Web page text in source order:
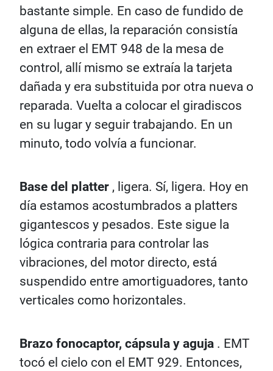
bastante simple. En caso de fundido de
alguna de ellas, la reparación consistía
en extraer el EMT 948 de la mesa de
control, allí mismo se extraía la tarjeta
dañada y era substituida por otra nueva o
reparada. Vuelta a colocar el giradiscos
en su lugar y seguir trabajando. En un
minuto, todo volvía a funcionar.
Base del platter , ligera. Sí, ligera. Hoy en
día estamos acostumbrados a platters
gigantescos y pesados. Este sigue la
lógica contraria para controlar las
vibraciones, del motor directo, está
suspendido entre amortiguadores, tanto
verticales como horizontales.
Brazo fonocaptor, cápsula y aguja . EMT
tocó el cielo con el EMT 929. Entonces,